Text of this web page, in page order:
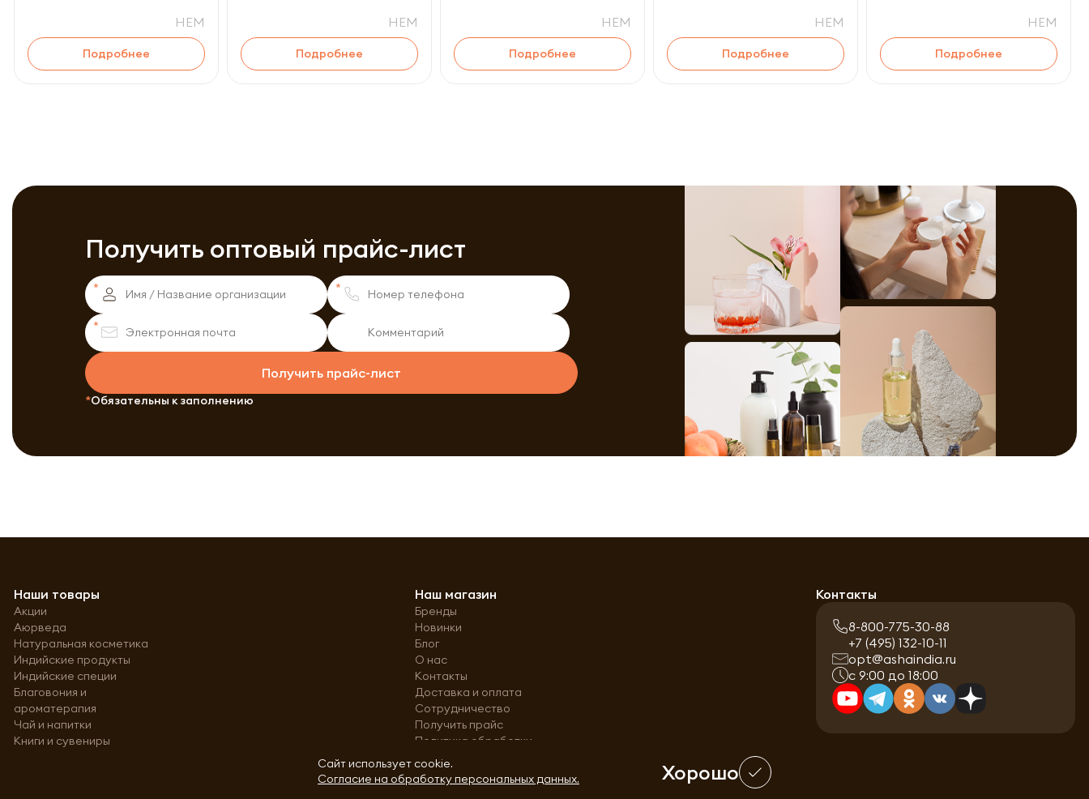
HEM
Подробнее
HEM
Подробнее
HEM
Подробнее
HEM
Подробнее
HEM
Подробнее
Получить оптовый прайс-лист
Получить прайс-лист
Обязательны к заполнению
Наши товары
Акции
Аюрведа
Натуральная косметика
Индийские продукты
Индийские специи
Благовония и
ароматерапия
Чай и напитки
Книги и сувениры
Наш магазин
Бренды
Новинки
Блог
О нас
Контакты
Доставка и оплата
Сотрудничество
Получить прайс
Политика обработки
персональных данных
Контакты
8-800-775-30-88
+7 (495) 132-10-11
opt@ashaindia.ru
с 9:00 до 18:00
Сайт использует cookie.
Согласие на обработку персональных данных.
Хорошо